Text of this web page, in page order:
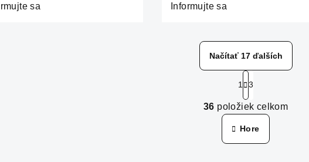
sa
Informujte sa
O
v
l
á
Načítať 17 ďalších
S
t
r
á
n
k
1 3
36 položiek celkom
Hore